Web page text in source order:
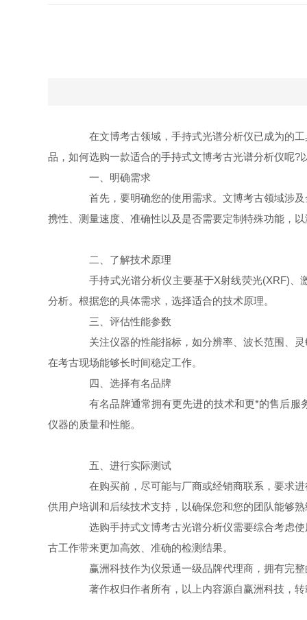
在文博考古领域，手持式光谱分析仪已成为的工
品，如何选购一款适合的手持式文博考古光谱分析仪呢?
一、明确需求
首先，要明确您的使用需求。文博考古领域涉及
携性、测量速度、准确性以及是否需要定制特殊功能，
二、了解技术原理
手持式光谱分析仪主要基于X射线荧光(XRF)、
分析。根据您的具体需求，选择适合的技术原理。
三、评估性能参数
关注仪器的性能指标，如分辨率、波长范围、灵
在考古现场能够长时间稳定工作。
四、选择有名品牌
有名品牌通常拥有更先进的技术和更*的售后服
仪器的质量和性能。
五、进行实际测试
在购买前，尽可能与厂商或经销商联系，要求进
供用户培训和后续技术支持，以确保您和您的团队能够
选购手持式文博考古光谱分析仪需要综合考虑使
古工作带来更加高效、准确的检测结果。
赢洲科技作为仪景通一级品牌代理商，拥有完整
著作权归作者所有，以上内容源自赢洲科技，转